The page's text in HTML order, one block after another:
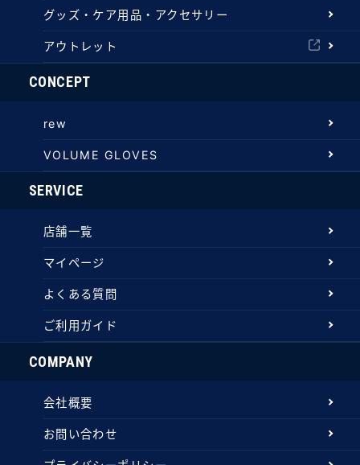
グッズ・ケア用品・アクセサリー
アウトレット
CONCEPT
rew
VOLUME GLOVES
SERVICE
店舗一覧
マイページ
よくある質問
ご利用ガイド
COMPANY
会社概要
お問い合わせ